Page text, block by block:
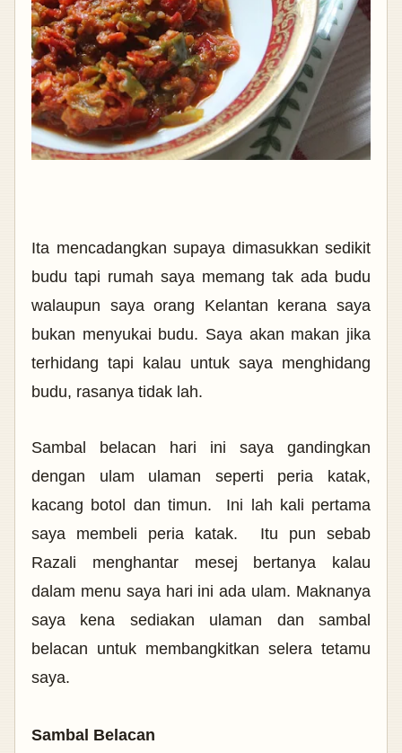
Ita mencadangkan supaya dimasukkan sedikit
budu tapi rumah saya memang tak ada budu
walaupun saya orang Kelantan kerana saya
bukan menyukai budu. Saya akan makan jika
terhidang tapi kalau untuk saya menghidang
budu, rasanya tidak lah.
Sambal belacan hari ini saya gandingkan
dengan ulam ulaman seperti peria katak,
kacang botol dan timun. Ini lah kali pertama
saya membeli peria katak. Itu pun sebab
Razali menghantar mesej bertanya kalau
dalam menu saya hari ini ada ulam. Maknanya
saya kena sediakan ulaman dan sambal
belacan untuk membangkitkan selera tetamu
saya.
Sambal Belacan